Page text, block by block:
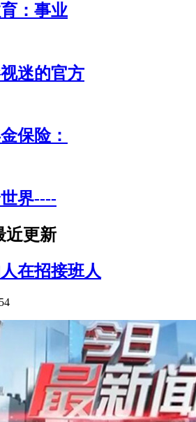
：事业
迷的官方
保险：
界----
近更新
在招接班人